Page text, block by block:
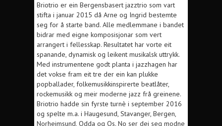
Briotrio er ein Bergensbasert jazztrio som vart
stifta i januar 2015 då Arne og Ingrid bestemte
seg for å starte band. Alle medlemmane i bandet
bidrar med eigne komposisjonar som vert
arrangert i fellesskap. Resultatet har vorte eit
spanande, dynamisk og leikent musikalsk uttrykk.
Med instrumentene godt planta i jazzhagen har
det vokse fram eit tre der ein kan plukke
popballader, folkemusikkinspirerte beatlåter,
rockemusikk og meir moderne jazz frå greinene.
Briotrio hadde sin fyrste turnè i september 2016
og spelte m.a. i Haugesund, Stavanger, Bergen,
Norheimsund, Odda og Os. No ser dei seg modne